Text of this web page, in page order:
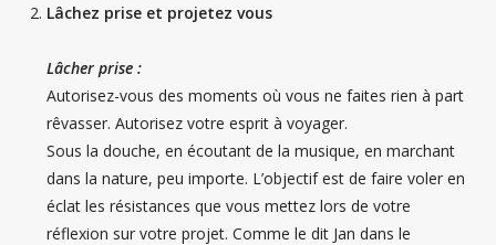
Lâchez prise et projetez vous
Lâcher prise :
Autorisez-vous des moments où vous ne faites rien à part
rêvasser. Autorisez votre esprit à voyager.
Sous la douche, en écoutant de la musique, en marchant
dans la nature, peu importe. L’objectif est de faire voler en
éclat les résistances que vous mettez lors de votre
réflexion sur votre projet. Comme le dit Jan dans le